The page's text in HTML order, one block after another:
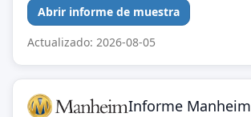
Abrir informe de muestra
Actualizado: 2026-08-05
Informe Manheim